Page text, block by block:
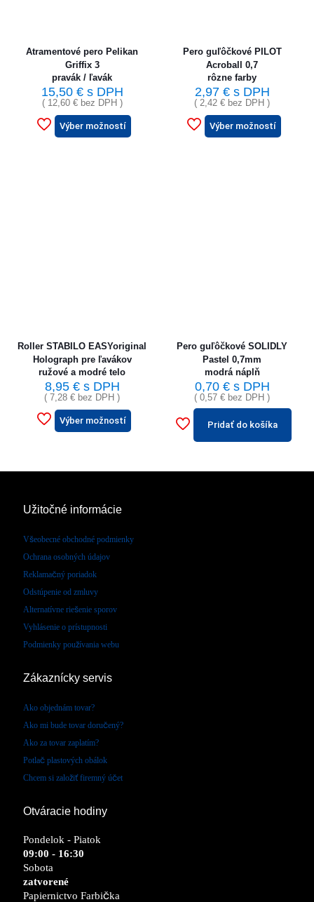
Atramentové pero Pelikan
Griffix 3
pravák / ľavák
15,50 €s DPH
( 12,60 €bez DPH )
Výber možností
Pero guľôčkové PILOT
Acroball 0,7
rôzne farby
2,97 €s DPH
( 2,42 € bez DPH )
Výber možností
Roller STABILO EASYoriginal
Holograph pre ľavákov
ružové a modré telo
8,95 €s DPH
( 7,28 € bez DPH )
Výber možností
Pero guľôčkové SOLIDLY
Pastel 0,7mm
modrá náplň
0,70 €s DPH
( 0,57 € bez DPH )
Pridať do košíka
Užitočné informácie
Všeobecné obchodné podmienky
Ochrana osobných údajov
Reklamačný poriadok
Odstúpenie od zmluvy
Alternatívne riešenie sporov
Vyhlásenie o prístupnosti
Podmienky používania webu
Zákaznícky servis
Ako objednám tovar?
Ako mi bude tovar doručený?
Ako za tovar zaplatím?
Potlač plastových obálok
Chcem si založiť firemný účet
Otváracie hodiny
Pondelok - Piatok
09:00 - 16:30
Sobota
zatvorené
Papiernictvo Farbička